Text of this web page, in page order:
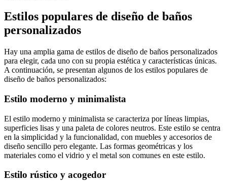
Estilos populares de diseño de baños
personalizados
Hay una amplia gama de estilos de diseño de baños personalizados
para elegir, cada uno con su propia estética y características únicas.
A continuación, se presentan algunos de los estilos populares de
diseño de baños personalizados:
Estilo moderno y minimalista
El estilo moderno y minimalista se caracteriza por líneas limpias,
superficies lisas y una paleta de colores neutros. Este estilo se centra
en la simplicidad y la funcionalidad, con muebles y accesorios de
diseño sencillo pero elegante. Las formas geométricas y los
materiales como el vidrio y el metal son comunes en este estilo.
Estilo rústico y acogedor